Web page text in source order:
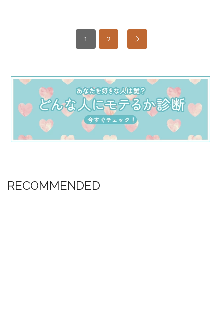
1 2
RECOMMENDED